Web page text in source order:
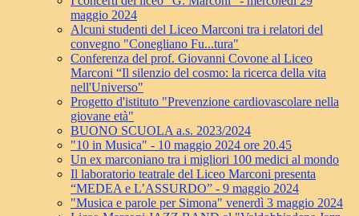
maggio 2024
Alcuni studenti del Liceo Marconi tra i relatori del
convegno "Conegliano Fu...tura"
Conferenza del prof. Giovanni Covone al Liceo
Marconi “Il silenzio del cosmo: la ricerca della vita
nell'Universo"
Progetto d'istituto "Prevenzione cardiovascolare nella
giovane età"
BUONO SCUOLA a.s. 2023/2024
"10 in Musica" - 10 maggio 2024 ore 20.45
Un ex marconiano tra i migliori 100 medici al mondo
Il laboratorio teatrale del Liceo Marconi presenta
“MEDEA e L’ASSURDO” - 9 maggio 2024
"Musica e parole per Simona" venerdì 3 maggio 2024